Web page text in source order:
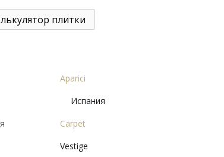
плитки
Aparici
Испания
Carpet
Vestige